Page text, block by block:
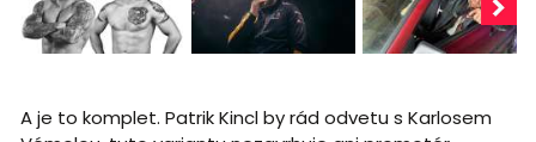
A je to komplet. Patrik Kincl by rád odvetu s Karlosem